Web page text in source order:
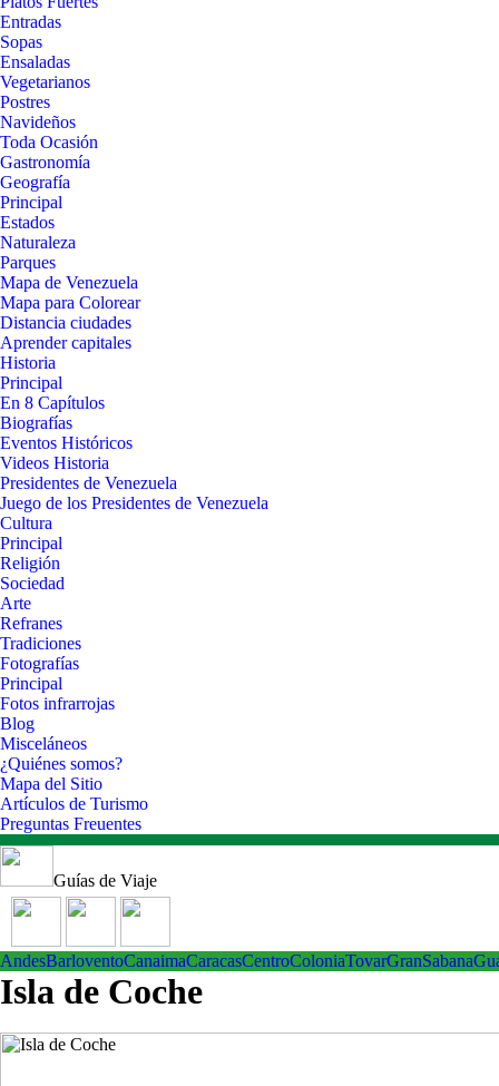
Entradas
Sopas
Ensaladas
Vegetarianos
Postres
Navideños
Toda Ocasión
Gastronomía
Geografía
Principal
Estados
Naturaleza
Parques
Mapa de Venezuela
Mapa para Colorear
Distancia ciudades
Aprender capitales
Historia
Principal
En 8 Capítulos
Biografías
Eventos Históricos
Videos Historia
Presidentes de Venezuela
Juego de los Presidentes de Venezuela
Cultura
Principal
Religión
Sociedad
Arte
Refranes
Tradiciones
Fotografías
Principal
Fotos infrarrojas
Blog
Misceláneos
¿Quiénes somos?
Mapa del Sitio
Artículos de Turismo
Preguntas Freuentes
Guías de Viaje
AndesBarloventoCanaimaCaracasCentroColoniaTovarGranSabana
Isla de Coche